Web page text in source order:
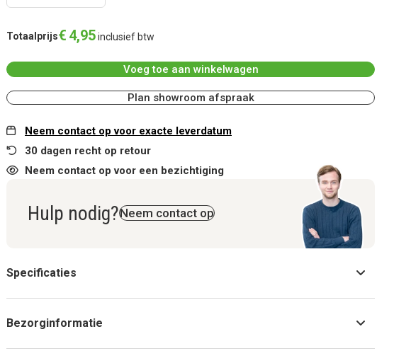
Totaalprijs€ 4,95inclusief btw
Voeg toe aan winkelwagen
Plan showroom afspraak
Neem contact op voor exacte leverdatum
30 dagen recht op retour
Neem contact op voor een bezichtiging
Hulp nodig?Neem contact op
Specificaties
Bezorginformatie